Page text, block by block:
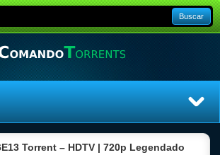
Buscar
Torrent – HDTV | 720p Legendado